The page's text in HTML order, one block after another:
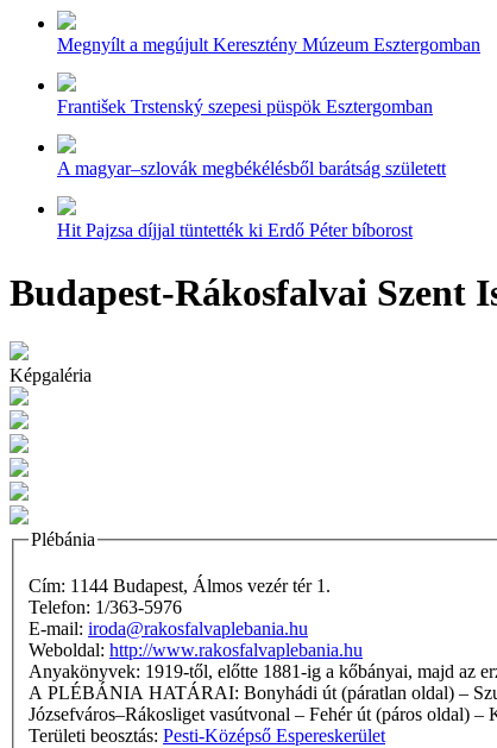
Megnyílt a megújult Keresztény Múzeum Esztergomban
František Trstenský szepesi püspök Esztergomban
A magyar–szlovák megbékélésből barátság született
Hit Pajzsa díjjal tüntették ki Erdő Péter bíborost
Budapest-Rákosfalvai Szent
Képgaléria
Plébánia
Cím: 1144 Budapest, Álmos vezér tér 1.
Telefon: 1/363-5976
E-mail: iroda@rakosfalvaplebania.hu
Weboldal: http://www.rakosfalvaplebania.hu
Anyakönyvek: 1919-től, előtte 1881-ig a kőbányai, majd
A PLÉBÁNIA HATÁRAI: Bonyhádi út (páratlan oldal) – Szuglói körvasút sor (páratlan oldal) – Kerepesi út (X. kerületi rész) – Sárgarózsa u. – Pesti határút (erdő, lakó nincs) – Határhalom u. –
Józsefváros–Rákosliget vasútvonal – Fehér út (páros oldal)
Területi beosztás: Pesti-Középső Espereskerület